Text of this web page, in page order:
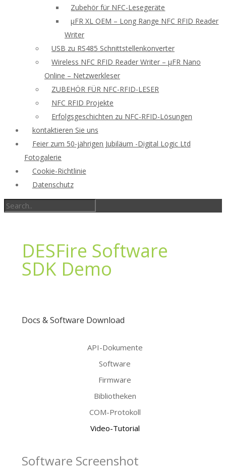
Zubehör für NFC-Lesegeräte
μFR XL OEM – Long Range NFC RFID Reader
Writer
USB zu RS485 Schnittstellenkonverter
Wireless NFC RFID Reader Writer – μFR Nano
Online – Netzwerkleser
ZUBEHÖR FÜR NFC-RFID-LESER
NFC RFID Projekte
Erfolgsgeschichten zu NFC-RFID-Lösungen
kontaktieren Sie uns
Feier zum 50-jährigen Jubiläum -Digital Logic Ltd
Fotogalerie
Cookie-Richtlinie
Datenschutz
DESFire Software
SDK Demo
Docs & Software Download
API-Dokumente
Software
Firmware
Bibliotheken
COM-Protokoll
Video-Tutorial
Software Screenshot